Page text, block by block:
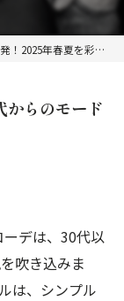
夏を彩る30代からのモードカジュアル個性派コーデ術
からのモード
デは、30代以
吹き込みま
は、シンプル